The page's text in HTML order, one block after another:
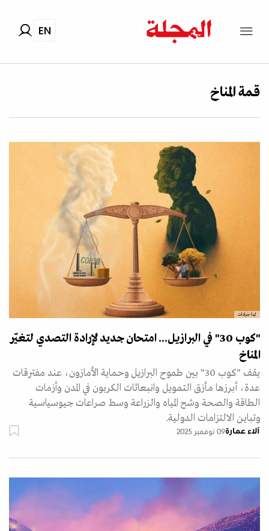
EN
قمة المناخ
لينا جرادات
"كوب 30" في البرازيل... امتحان جديد لإرادة التصدي لتغيّر
المناخ
يقف "كوب 30" بين طموح البرازيل وحماية الأمازون، عند مفترقات
عدة، أبرزها مأزق التمويل وانبعاثات الكربون في المدن وأزمات
الطاقة والصحة وشح المياه والزراعة وسط صراعات جيوسياسية
وتباين الالتزامات الدولية.
آلاء عمارة09 نوفمبر 2025